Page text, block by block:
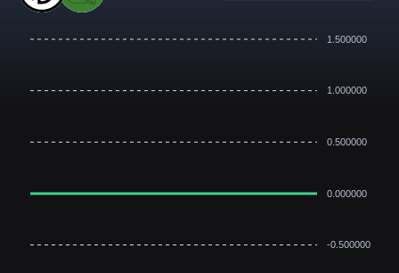
1.500000
1.000000
0.500000
0.000000
-0.500000